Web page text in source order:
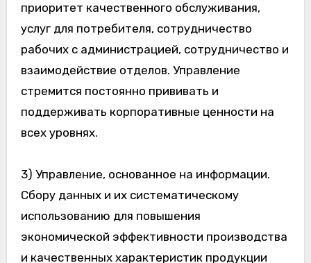
приоритет качественного обслуживания,
услуг для потребителя, сотрудничество
рабочих с администрацией, сотрудничество и
взаимодействие отделов. Управление
стремится постоянно прививать и
поддерживать корпоративные ценности на
всех уровнях.
3) Управление, основанное на информации.
Сбору данных и их систематическому
использованию для повышения
экономической эффективности производства
и качественных характеристик продукции